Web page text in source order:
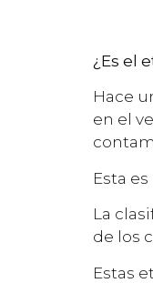
¿Es el
Hace
en el
Esta
La
de los
Estas